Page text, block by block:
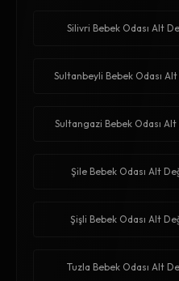
Silivri Bebek Odası Alt
Sultanbeyli Bebek Odası
Sultangazi Bebek Odası
Şile Bebek Odası Alt
Şişli Bebek Odası Alt
Tuzla Bebek Odası Alt